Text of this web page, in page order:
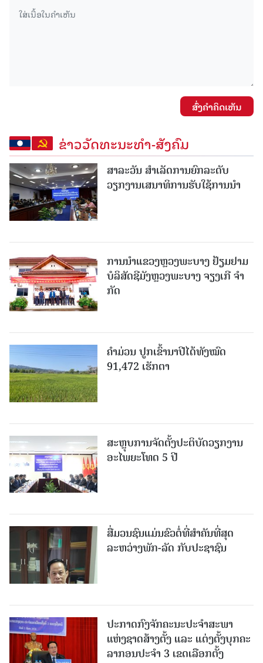
ສົ່ງຄໍາຄິດເຫັນ
ຂ່າວວັດທະນະທຳ-ສັງຄົມ
ສາລະວັນ ສໍາເລັດການຍົກລະດັບ
ວຽກງານເສນາທິການຮັບໃຊ້ການນໍາ
ການນຳແຂວງຫຼວງພະບາງ ຢ້ຽມ​ຢາມ
ບໍ​ລິ​ສັດຊີມັງຫຼວງພະບາງ ຈຽງເກີ ຈໍາ
ກັດ
ຄໍາມ່ວນ ປູກເຂົ້ານາປີໄດ້ທັງໝົດ
91,472 ເຮັກຕາ
ສະຫຼຸບການຈັດຕັ້ງປະຕິບັດວຽກງານ
ອະໄພຍະໂທດ 5 ປີ
ສື່ມວນຊົນແມ່ນຂົວຕໍ່ທີ່ສໍາຄັນທີ່ສຸດ
ລະຫວ່າງພັກ-ລັດ ກັບປະຊາຊົນ
ປະກາດກົງຈັກຄະນະປະຈໍາສະພາ
ແຫ່ງຊາດສ້າງຕັ້ງ ແລະ ແຕ່ງຕັ້ງບຸກຄະ
ລາກອນປະຈໍາ 3 ເຂດເລືອກຕັ້ງ